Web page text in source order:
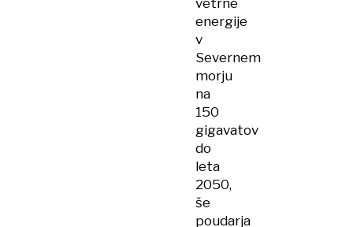
vetrne
energije
v
Severnem
morju
na
150
gigavatov
do
leta
2050,
še
poudarja